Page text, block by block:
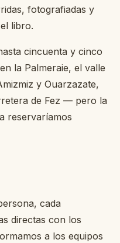
€ EUR
fotografiadas y
libro.
cincuenta y cinco
la Palmeraie, el valle
y Ouarzazate,
de Fez — pero la
reservaríamos
cada
directas con los
a los equipos